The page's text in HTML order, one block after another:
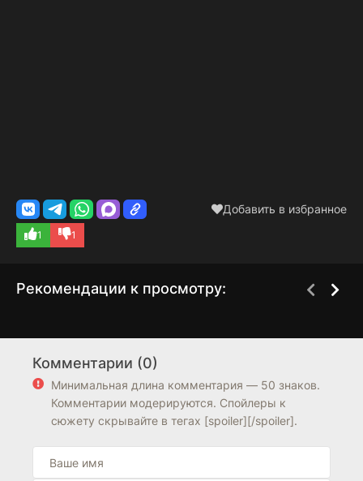
Добавить в избранное
1 1
Рекомендации к просмотру:
7.8 8.5
Комментарии (0)
Минимальная длина комментария — 50 знаков.
Комментарии модерируются. Спойлеры к
сюжету скрывайте в тегах [spoiler][/spoiler].